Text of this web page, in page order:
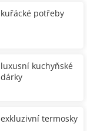
kuřácké potřeby
luxusní kuchyňské
dárky
exkluzivní termosky